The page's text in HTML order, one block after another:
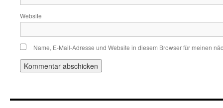
Website
Name, E-Mail-Adresse und Website in diesem Browser für meinen